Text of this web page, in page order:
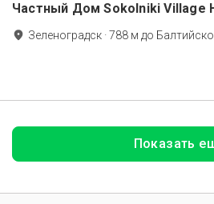
Частный Дом Sokolniki Village
Зеленоградск ·788 м до
Показать